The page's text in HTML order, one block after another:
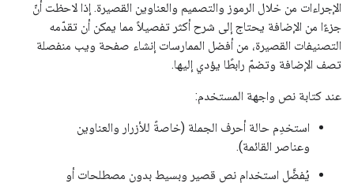
الإجراءات من خلال الرموز والتصميم والعناوين القصيرة. إذا لاحظت أنّ
جزءًا من الإضافة يحتاج إلى شرح أكثر تفصيلاً مما يمكن أن تقدّمه
التصنيفات القصيرة، من أفضل الممارسات إنشاء صفحة ويب منفصلة
تصف الإضافة وتضمّ رابطًا يؤدي إليها.
عند كتابة نص واجهة المستخدم:
استخدِم حالة أحرف الجملة (خاصةً للأزرار والعناوين
وعناصر القائمة).
يُفضَّل استخدام نص قصير وبسيط بدون مصطلحات أو